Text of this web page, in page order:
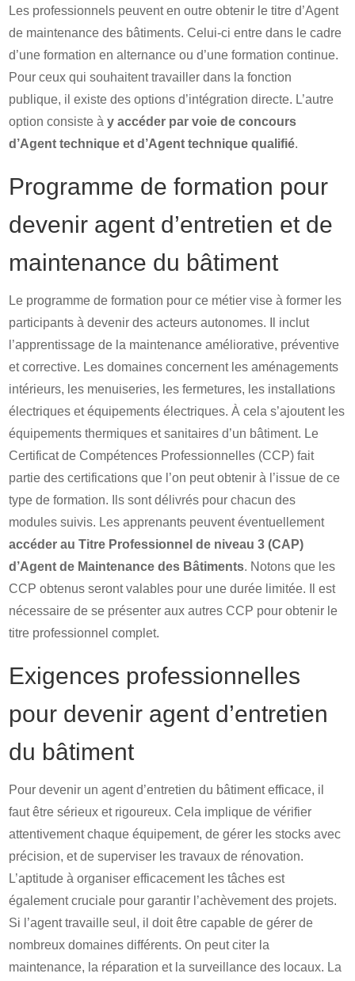
Les professionnels peuvent en outre obtenir le titre d’Agent
de maintenance des bâtiments. Celui-ci entre dans le cadre
d’une formation en alternance ou d’une formation continue.
Pour ceux qui souhaitent travailler dans la fonction
publique, il existe des options d’intégration directe. L’autre
option consiste ày accéder par voie de concours
d’Agent technique et d’Agent technique qualifié.
Programme de formation pour
devenir agent d’entretien et de
maintenance du bâtiment
Le programme de formation pour ce métier vise à former les
participants à devenir des acteurs autonomes. Il inclut
l’apprentissage de la maintenance améliorative, préventive
et corrective. Les domaines concernent les aménagements
intérieurs, les menuiseries, les fermetures, les installations
électriques et équipements électriques. À cela s’ajoutent les
équipements thermiques et sanitaires d’un bâtiment. Le
Certificat de Compétences Professionnelles (CCP) fait
partie des certifications que l’on peut obtenir à l’issue de ce
type de formation. Ils sont délivrés pour chacun des
modules suivis. Les apprenants peuvent éventuellement
accéder au Titre Professionnel de niveau 3 (CAP)
d’Agent de Maintenance des Bâtiments. Notons que les
CCP obtenus seront valables pour une durée limitée. Il est
nécessaire de se présenter aux autres CCP pour obtenir le
titre professionnel complet.
Exigences professionnelles
pour devenir agent d’entretien
du bâtiment
Pour devenir un agent d’entretien du bâtiment efficace, il
faut être sérieux et rigoureux. Cela implique de vérifier
attentivement chaque équipement, de gérer les stocks avec
précision, et de superviser les travaux de rénovation.
L’aptitude à organiser efficacement les tâches est
également cruciale pour garantir l’achèvement des projets.
Si l’agent travaille seul, il doit être capable de gérer de
nombreux domaines différents. On peut citer la
maintenance, la réparation et la surveillance des locaux. La